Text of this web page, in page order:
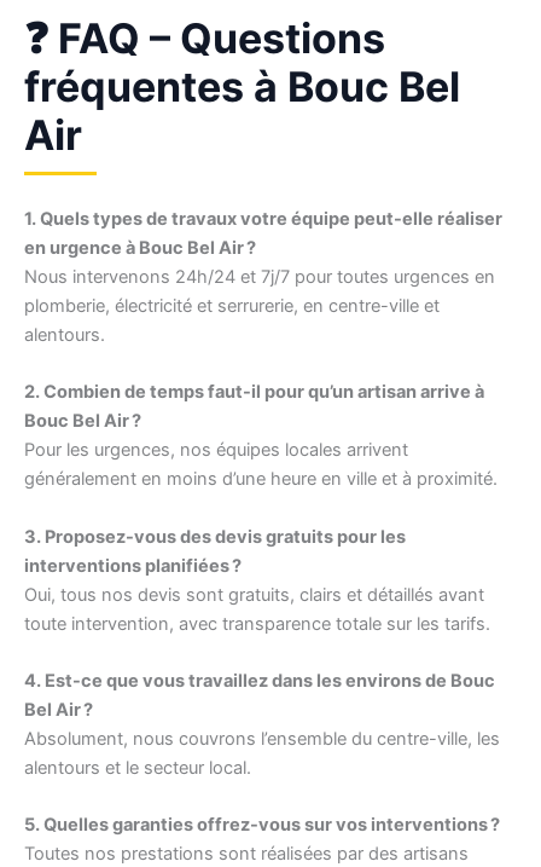
❓ FAQ – Questions
fréquentes à Bouc Bel
Air
1. Quels types de travaux votre équipe peut-elle réaliser
en urgence à Bouc Bel Air ?
Nous intervenons 24h/24 et 7j/7 pour toutes urgences en
plomberie, électricité et serrurerie, en centre-ville et
alentours.
2. Combien de temps faut-il pour qu’un artisan arrive à
Bouc Bel Air ?
Pour les urgences, nos équipes locales arrivent
généralement en moins d’une heure en ville et à proximité.
3. Proposez-vous des devis gratuits pour les
interventions planifiées ?
Oui, tous nos devis sont gratuits, clairs et détaillés avant
toute intervention, avec transparence totale sur les tarifs.
4. Est-ce que vous travaillez dans les environs de Bouc
Bel Air ?
Absolument, nous couvrons l’ensemble du centre-ville, les
alentours et le secteur local.
5. Quelles garanties offrez-vous sur vos interventions ?
Toutes nos prestations sont réalisées par des artisans